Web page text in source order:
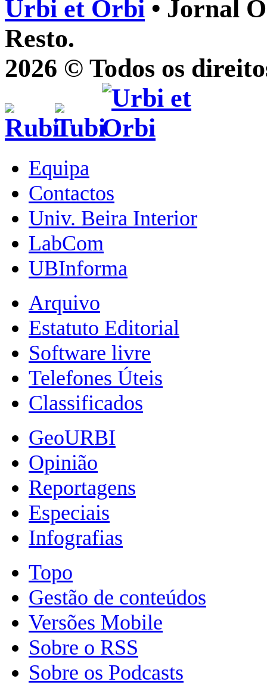
Urbi et Orbi • Jornal
Resto.
2026 © Todos os
Equipa
Contactos
Univ. Beira Interior
LabCom
UBInforma
Arquivo
Estatuto Editorial
Software livre
Telefones Úteis
Classificados
GeoURBI
Opinião
Reportagens
Especiais
Infografias
Topo
Gestão de conteúdos
Versões Mobile
Sobre o RSS
Sobre os Podcasts